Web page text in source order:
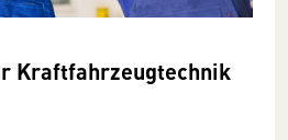
Kraftfahrzeugtechnik